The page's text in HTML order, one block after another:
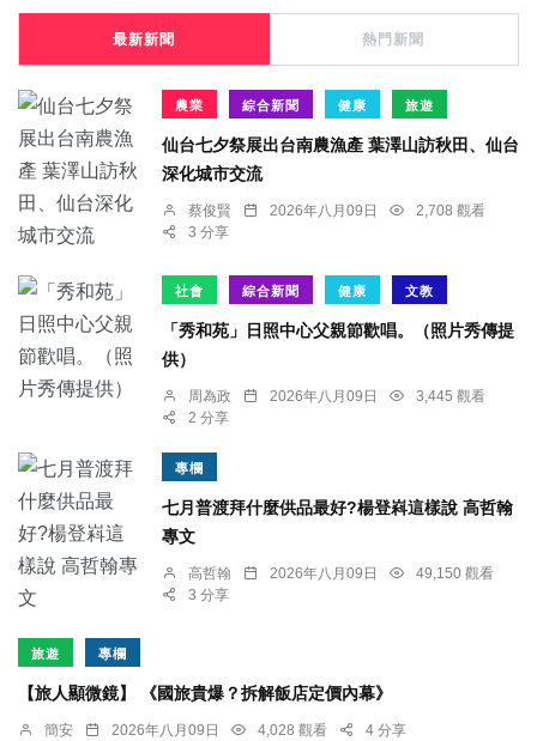
最新新聞 熱門新聞
農業 綜合新聞 健康 旅遊
仙台七夕祭展出台南農漁產 葉澤山訪秋田、仙台
深化城市交流
蔡俊賢 2026年八月09日
2,708 觀看
3 分享
社會 綜合新聞 健康 文教
「秀和苑」日照中心父親節歡唱。（照片秀傳提
供）
周為政 2026年八月09日
3,445 觀看
2 分享
專欄
七月普渡拜什麼供品最好?楊登嵙這樣說 高哲翰
專文
高哲翰 2026年八月09日
49,150 觀看
3 分享
旅遊 專欄
【旅人顯微鏡】 《國旅貴爆？拆解飯店定價內幕》
簡安 2026年八月09日 4,028 觀看 4 分享